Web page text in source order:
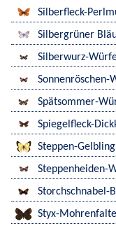
Silberfleck-
Silbergrüner
Silberwurz-
Spätsommer-
Spiegelfleck-
Steppen-Gelbling
Steppenheiden-
Storchschnabel-
Styx-